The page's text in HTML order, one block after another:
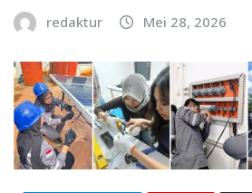
redaktur Mei 28, 2026